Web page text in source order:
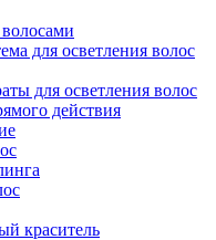
для осветления волос
для осветления волос
действия
краситель